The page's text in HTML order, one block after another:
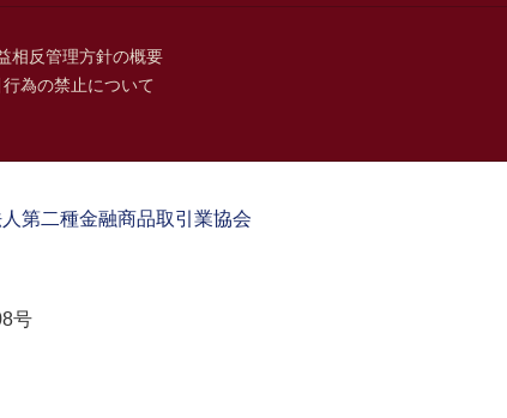
相反管理方針の概要
為の禁止について
第二種金融商品取引業協会
号